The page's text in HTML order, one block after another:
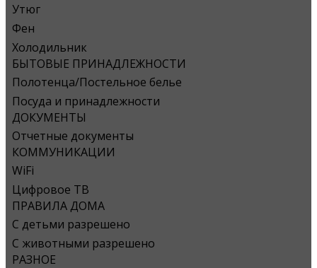
Утюг
Фен
Холодильник
БЫТОВЫЕ ПРИНАДЛЕЖНОСТИ
Полотенца/Постельное белье
Посуда и принадлежности
ДОКУМЕНТЫ
Отчетные документы
КОММУНИКАЦИИ
WiFi
Цифровое ТВ
ПРАВИЛА ДОМА
С детьми разрешено
С животными разрешено
РАЗНОЕ